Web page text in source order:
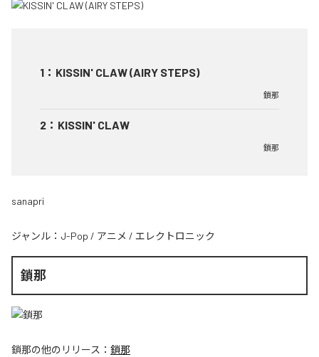
1 ： KISSIN' CLAW (AIRY STEPS)
鎖那
2 ： KISSIN' CLAW
鎖那
sanapri
ジャンル： J-Pop / アニメ / エレクトロニック
鎖那
鎖那の他のリリース： 鎖那